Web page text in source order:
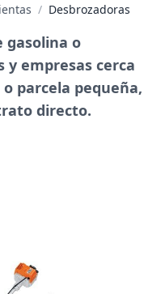
/ Desbrozadoras
gasolina o
empresas cerca
parcela pequeña,
directo.